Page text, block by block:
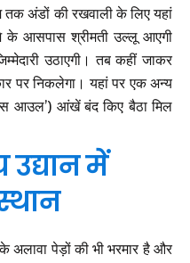
तक अंडों की रखवाली के लिए यहां
के आसपास श्रीमती उल्लू आएगी
उठाएगी। तब कहीं जाकर
पर निकलेगा। यहां पर एक अन्य
आउल’) आंखें बंद किए बैठा मिल
उद्यान में
अलावा पेड़ों की भी भरमार है और